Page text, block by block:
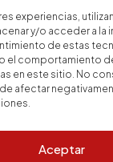
experiencias,
y/o acceder a la
de estas
el comportamiento
en este sitio. No
afectar
Aceptar